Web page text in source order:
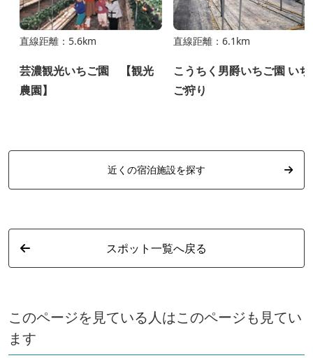
直線距離：5.6km
芸濃観光いちご園 【観光
農園】
直線距離：6.1km
こうちく男爵いちご園 いち
ご狩り
近くの宿泊施設を探す
スポット一覧へ戻る
このページを見ている人はこのページも見てい
ます